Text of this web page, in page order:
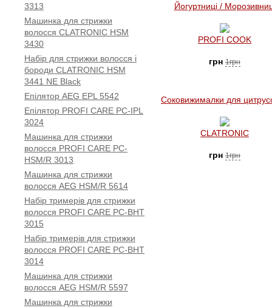
3313
Машинка для стрижки
волосся CLATRONIC HSM
3430
Набір для стрижки волосся і
бороди CLATRONIC HSM
3441 NE Black
Епілятор AEG EPL 5542
Епілятор PROFI CARE PC-IPL
3024
Машинка для стрижки
волосся PROFI CARE PC-
HSM/R 3013
Машинка для стрижки
волосся AEG HSM/R 5614
Набір тримерів для стрижки
волосся PROFI CARE PC-BHT
3015
Набір тримерів для стрижки
волосся PROFI CARE PC-BHT
3014
Машинка для стрижки
волосся AEG HSM/R 5597
Машинка для стрижки
Йогуртниці /
PROFI COOK
грн 1грн
Соковижималки для
CLATRONIC
грн 1грн